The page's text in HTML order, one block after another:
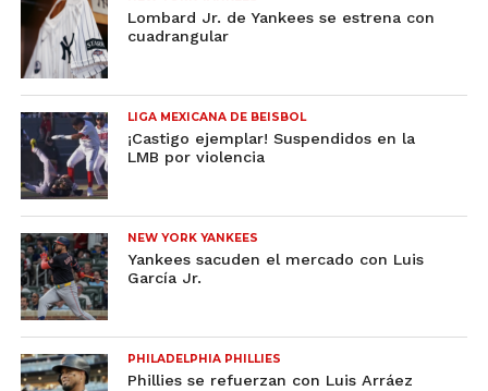
Lombard Jr. de Yankees se estrena con
cuadrangular
LIGA MEXICANA DE BEISBOL
¡Castigo ejemplar! Suspendidos en la
LMB por violencia
NEW YORK YANKEES
Yankees sacuden el mercado con Luis
García Jr.
PHILADELPHIA PHILLIES
Phillies se refuerzan con Luis Arráez